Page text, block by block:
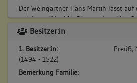
Der Weingärtner Hans Martin lässt
errichten: "Nr. 414 Eine zweistockige
Schulgasse". (a)
keine
Besitzer:in
1. Besitzer:in:
(1494 - 1522)
Preüß,
Bemerkung Familie: